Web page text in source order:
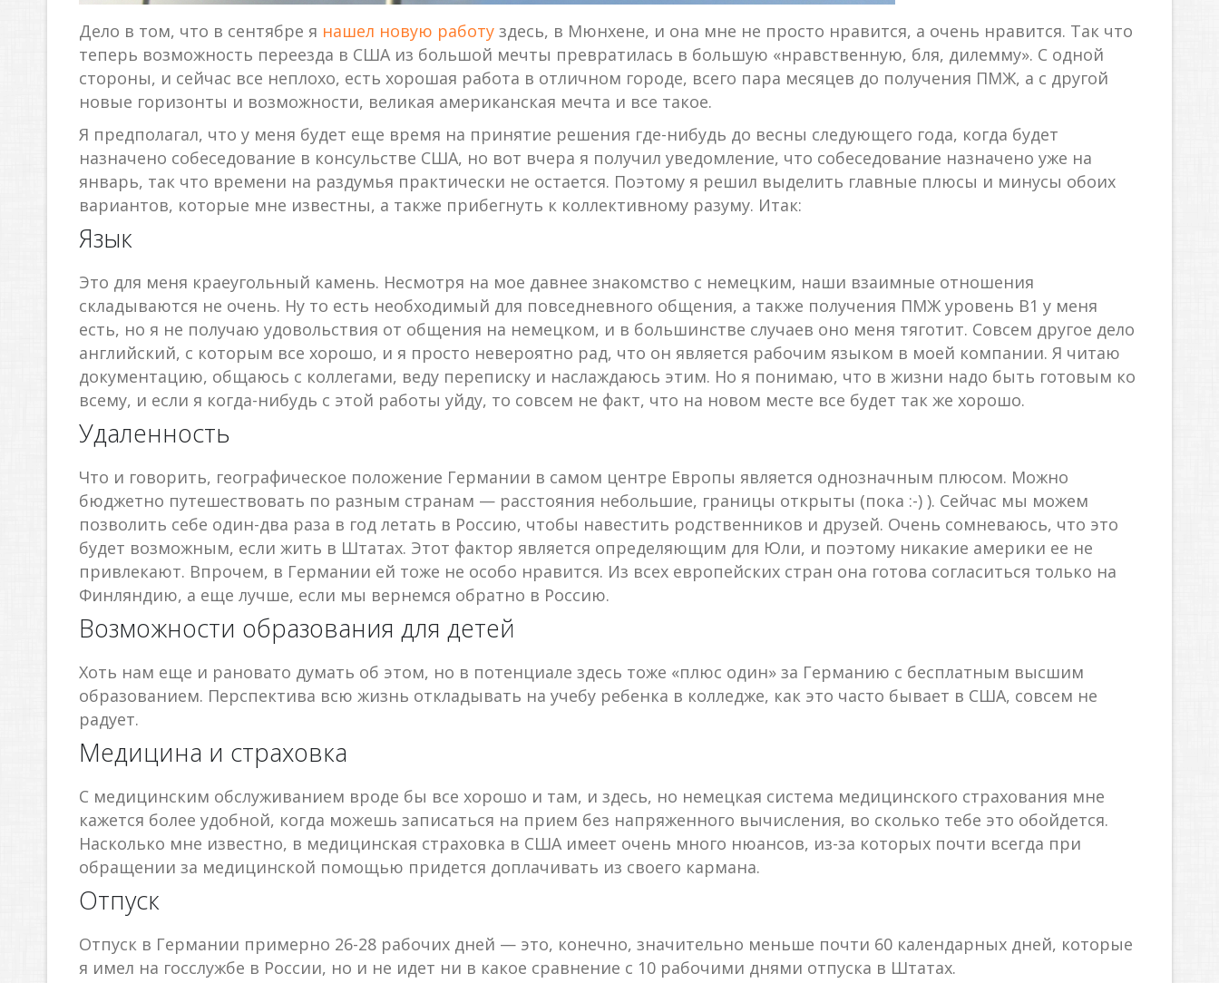
Дело в том, что в сентябре я нашел новую работу здесь, в Мюнхене, и она мне не просто нравится, а очень нравится. Так что
теперь возможность переезда в США из большой мечты превратилась в большую «нравственную, бля, дилемму». С одной
стороны, и сейчас все неплохо, есть хорошая работа в отличном городе, всего пара месяцев до получения ПМЖ, а с другой
новые горизонты и возможности, великая американская мечта и все такое.
Я предполагал, что у меня будет еще время на принятие решения где-нибудь до весны следующего года, когда будет
назначено собеседование в консульстве США, но вот вчера я получил уведомление, что собеседование назначено уже на
январь, так что времени на раздумья практически не остается. Поэтому я решил выделить главные плюсы и минусы обоих
вариантов, которые мне известны, а также прибегнуть к коллективному разуму. Итак:
Язык
Это для меня краеугольный камень. Несмотря на мое давнее знакомство с немецким, наши взаимные отношения
складываются не очень. Ну то есть необходимый для повседневного общения, а также получения ПМЖ уровень B1 у меня
есть, но я не получаю удовольствия от общения на немецком, и в большинстве случаев оно меня тяготит. Совсем другое дело
английский, с которым все хорошо, и я просто невероятно рад, что он является рабочим языком в моей компании. Я читаю
документацию, общаюсь с коллегами, веду переписку и наслаждаюсь этим. Но я понимаю, что в жизни надо быть готовым ко
всему, и если я когда-нибудь с этой работы уйду, то совсем не факт, что на новом месте все будет так же хорошо.
Удаленность
Что и говорить, географическое положение Германии в самом центре Европы является однозначным плюсом. Можно
бюджетно путешествовать по разным странам — расстояния небольшие, границы открыты (пока :-) ). Сейчас мы можем
позволить себе один-два раза в год летать в Россию, чтобы навестить родственников и друзей. Очень сомневаюсь, что это
будет возможным, если жить в Штатах. Этот фактор является определяющим для Юли, и поэтому никакие америки ее не
привлекают. Впрочем, в Германии ей тоже не особо нравится. Из всех европейских стран она готова согласиться только на
Финляндию, а еще лучше, если мы вернемся обратно в Россию.
Возможности образования для детей
Хоть нам еще и рановато думать об этом, но в потенциале здесь тоже «плюс один» за Германию с бесплатным высшим
образованием. Перспектива всю жизнь откладывать на учебу ребенка в колледже, как это часто бывает в США, совсем не
радует.
Медицина и страховка
С медицинским обслуживанием вроде бы все хорошо и там, и здесь, но немецкая система медицинского страхования мне
кажется более удобной, когда можешь записаться на прием без напряженного вычисления, во сколько тебе это обойдется.
Насколько мне известно, в медицинская страховка в США имеет очень много нюансов, из-за которых почти всегда при
обращении за медицинской помощью придется доплачивать из своего кармана.
Отпуск
Отпуск в Германии примерно 26-28 рабочих дней — это, конечно, значительно меньше почти 60 календарных дней, которые
я имел на госслужбе в России, но и не идет ни в какое сравнение с 10 рабочими днями отпуска в Штатах.